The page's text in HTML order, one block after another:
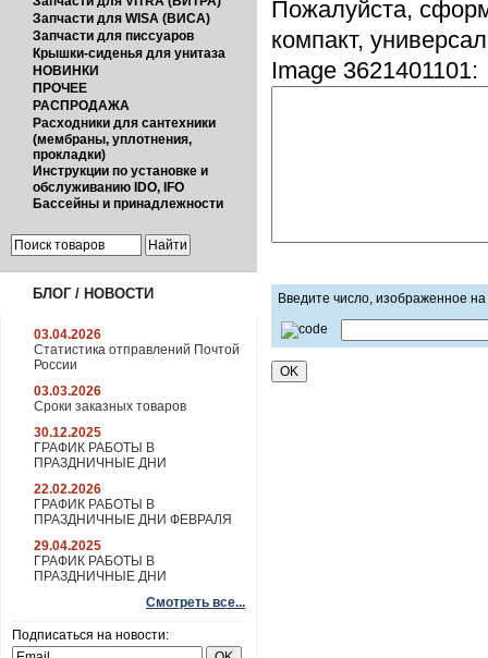
Запчасти для WISA (ВИСА)
Запчасти для писсуаров
Крышки-сиденья для унитаза
НОВИНКИ
ПРОЧЕЕ
РАСПРОДАЖА
Расходники для сантехники
(мембраны, уплотнения,
прокладки)
Инструкции по установке и
обслуживанию IDO, IFO
Бассейны и принадлежности
БЛОГ / НОВОСТИ
03.04.2026
Статистика отправлений Почтой
России
03.03.2026
Сроки заказных товаров
30.12.2025
ГРАФИК РАБОТЫ В
ПРАЗДНИЧНЫЕ ДНИ
22.02.2026
ГРАФИК РАБОТЫ В
ПРАЗДНИЧНЫЕ ДНИ ФЕВРАЛЯ
29.04.2025
ГРАФИК РАБОТЫ В
ПРАЗДНИЧНЫЕ ДНИ
Смотреть все...
Подписаться на новости:
Пожалуйста,
компакт,
Image 3621401101:
Введите число, изображенное на